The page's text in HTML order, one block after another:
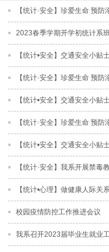
【统计·安全】珍爱生命 预防
2023春季学期开学初统计系
【统计•安全】交通安全小贴
【统计·安全】珍爱生命 预防
【统计•安全】交通安全小贴
【统计·安全】珍爱生命 预防
【统计•安全】交通安全小贴
【统计·安全】我系开展禁毒
【统计•心理】做健康人际关
校园疫情防控工作推进会议
我系召开2023届毕业生就业